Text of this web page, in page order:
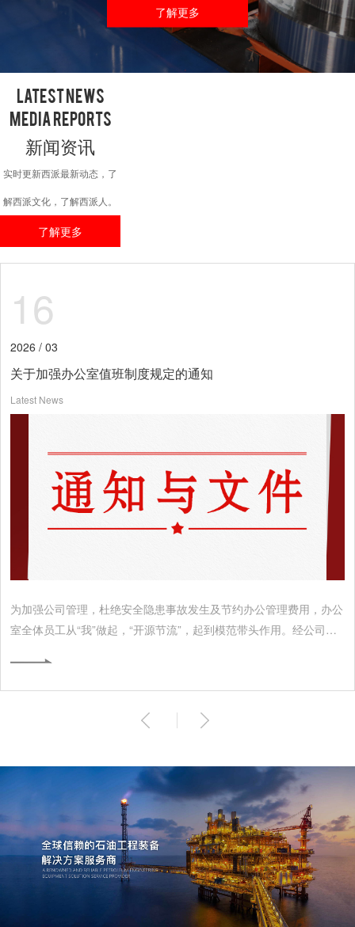
了解更多
Latest News
Media Reports
新闻资讯
实时更新西派最新动态，了
解西派文化，了解西派人。
了解更多
16
2026 / 03
关于加强办公室值班制度规定的通知
Latest News
为加强公司管理，杜绝安全隐患事故发生及节约办公管理费用，办公
室全体员工从“我”做起，“开源节流”，起到模范带头作用。经公司研
2、两名值班人员，在员工上班前10分钟，其中一位立正于公司大
门，与门卫一起迎接员工上班，另一位负责督导上班员工自行车、小
汽车停放整齐，车后尾一条线，方向一致